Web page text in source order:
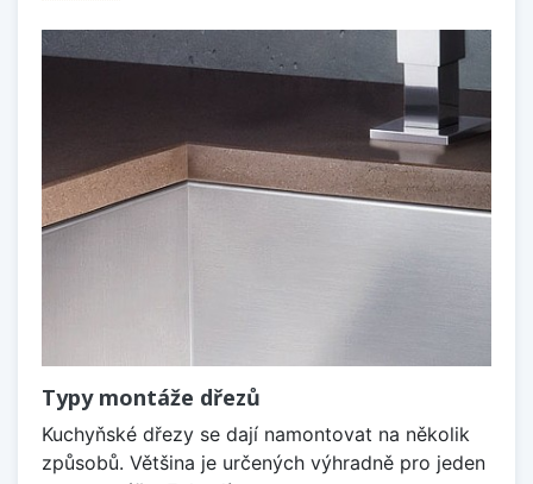
Typy montáže dřezů
Kuchyňské dřezy se dají namontovat na několik
způsobů. Většina je určených výhradně pro jeden